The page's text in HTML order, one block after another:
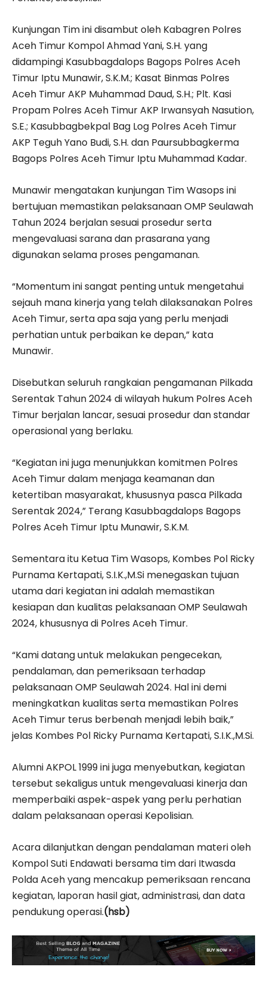
Kunjungan Tim ini disambut oleh Kabagren Polres
Aceh Timur Kompol Ahmad Yani, S.H. yang
didampingi Kasubbagdalops Bagops Polres Aceh
Timur Iptu Munawir, S.K.M.; Kasat Binmas Polres
Aceh Timur AKP Muhammad Daud, S.H.; Plt. Kasi
Propam Polres Aceh Timur AKP Irwansyah Nasution,
S.E.; Kasubbagbekpal Bag Log Polres Aceh Timur
AKP Teguh Yano Budi, S.H. dan Paursubbagkerma
Bagops Polres Aceh Timur Iptu Muhammad Kadar.
Munawir mengatakan kunjungan Tim Wasops ini
bertujuan memastikan pelaksanaan OMP Seulawah
Tahun 2024 berjalan sesuai prosedur serta
mengevaluasi sarana dan prasarana yang
digunakan selama proses pengamanan.
“Momentum ini sangat penting untuk mengetahui
sejauh mana kinerja yang telah dilaksanakan Polres
Aceh Timur, serta apa saja yang perlu menjadi
perhatian untuk perbaikan ke depan,” kata
Munawir.
Disebutkan seluruh rangkaian pengamanan Pilkada
Serentak Tahun 2024 di wilayah hukum Polres Aceh
Timur berjalan lancar, sesuai prosedur dan standar
operasional yang berlaku.
“Kegiatan ini juga menunjukkan komitmen Polres
Aceh Timur dalam menjaga keamanan dan
ketertiban masyarakat, khususnya pasca Pilkada
Serentak 2024,” Terang Kasubbagdalops Bagops
Polres Aceh Timur Iptu Munawir, S.K.M.
Sementara itu Ketua Tim Wasops, Kombes Pol Ricky
Purnama Kertapati, S.I.K.,M.Si menegaskan tujuan
utama dari kegiatan ini adalah memastikan
kesiapan dan kualitas pelaksanaan OMP Seulawah
2024, khususnya di Polres Aceh Timur.
“Kami datang untuk melakukan pengecekan,
pendalaman, dan pemeriksaan terhadap
pelaksanaan OMP Seulawah 2024. Hal ini demi
meningkatkan kualitas serta memastikan Polres
Aceh Timur terus berbenah menjadi lebih baik,”
jelas Kombes Pol Ricky Purnama Kertapati, S.I.K.,M.Si.
Alumni AKPOL 1999 ini juga menyebutkan, kegiatan
tersebut sekaligus untuk mengevaluasi kinerja dan
memperbaiki aspek-aspek yang perlu perhatian
dalam pelaksanaan operasi Kepolisian.
Acara dilanjutkan dengan pendalaman materi oleh
Kompol Suti Endawati bersama tim dari Itwasda
Polda Aceh yang mencakup pemeriksaan rencana
kegiatan, laporan hasil giat, administrasi, dan data
pendukung operasi.(hsb)